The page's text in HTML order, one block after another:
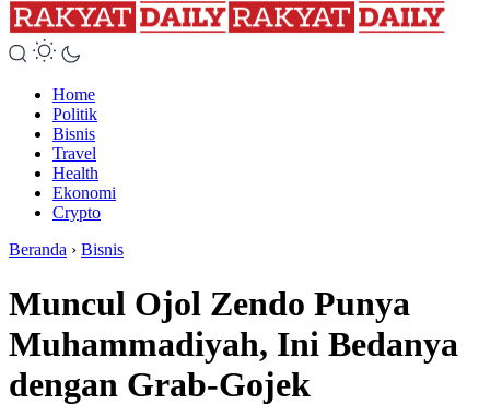
Home
Politik
Bisnis
Travel
Health
Ekonomi
Crypto
Beranda › Bisnis
Muncul Ojol Zendo Punya
Muhammadiyah, Ini Bedanya
dengan Grab-Gojek